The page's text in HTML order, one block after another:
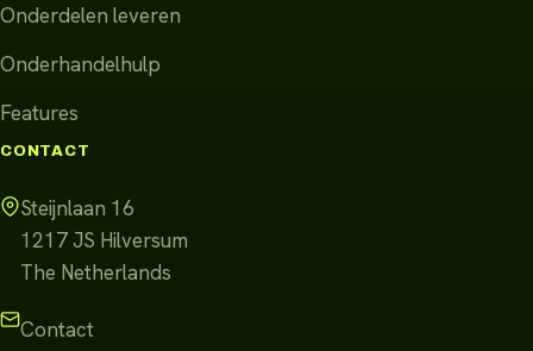
Onderdelen leveren
Onderhandelhulp
Features
CONTACT
Steijnlaan 16
1217 JS Hilversum
The Netherlands
Contact